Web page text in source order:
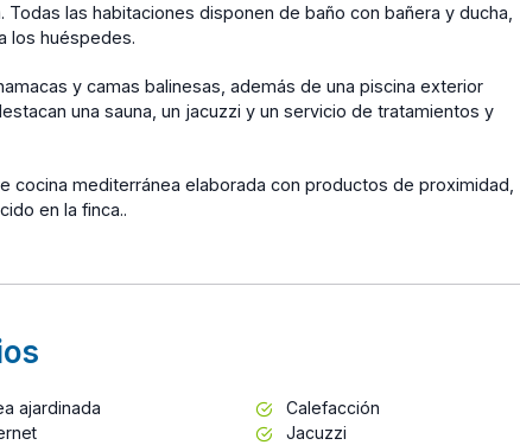
Todas las habitaciones disponen de baño con bañera y ducha,
los huéspedes.
y camas balinesas, además de una piscina exterior
una sauna, un jacuzzi y un servicio de tratamientos y
cocina mediterránea elaborada con productos de proximidad,
en la finca..
ajardinada
Calefacción
Jacuzzi